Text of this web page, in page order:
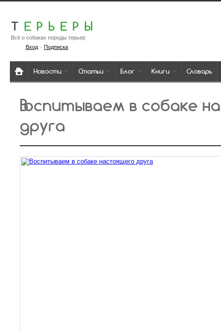
Т ЕРЬЕРЫ
Всё о собаках породы терьер
Вход· Подписка
Новости Статьи Блог Книги Словарь
Воспитываем в собаке
друга